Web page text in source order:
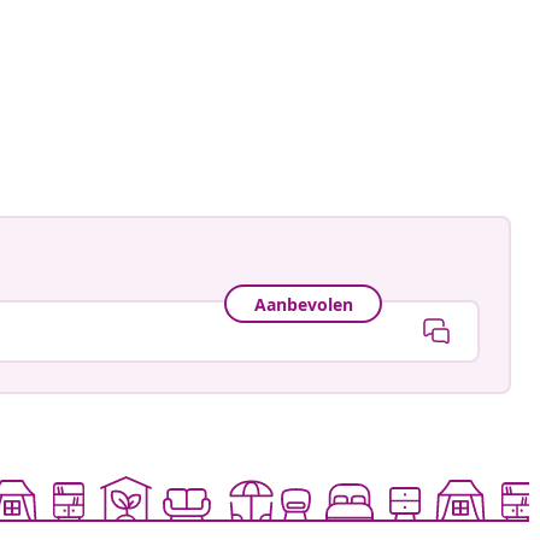
Aanbevolen